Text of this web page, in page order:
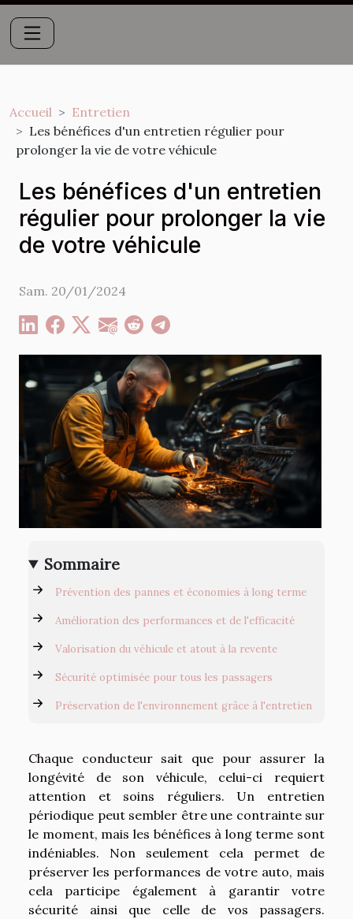
Accueil
Entretien
Les bénéfices d'un entretien régulier pour
prolonger la vie de votre véhicule
Les bénéfices d'un entretien
régulier pour prolonger la vie
de votre véhicule
Sam. 20/01/2024
Sommaire
Prévention des pannes et économies à long terme
Amélioration des performances et de l'efficacité
Valorisation du véhicule et atout à la revente
Sécurité optimisée pour tous les passagers
Préservation de l'environnement grâce à l'entretien
Chaque conducteur sait que pour assurer la
longévité de son véhicule, celui-ci requiert
attention et soins réguliers. Un entretien
périodique peut sembler être une contrainte sur
le moment, mais les bénéfices à long terme sont
indéniables. Non seulement cela permet de
préserver les performances de votre auto, mais
cela participe également à garantir votre
sécurité ainsi que celle de vos passagers.